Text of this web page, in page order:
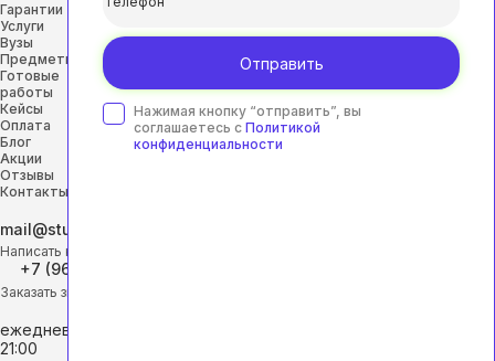
Гарантии
Услуги
Вузы
Предметы
Готовые
работы
Кейсы
Оплата
Блог
Акции
Отзывы
Контакты
mail@studhelp-online.ru
Написать на почту
+7 (968) 453-29-88
Заказать звонок
ежедневно с 9:00 до
21:00
Отправить
Нажимая кнопку “отправить”, вы
соглашаетесь с Политикой
конфиденциальности